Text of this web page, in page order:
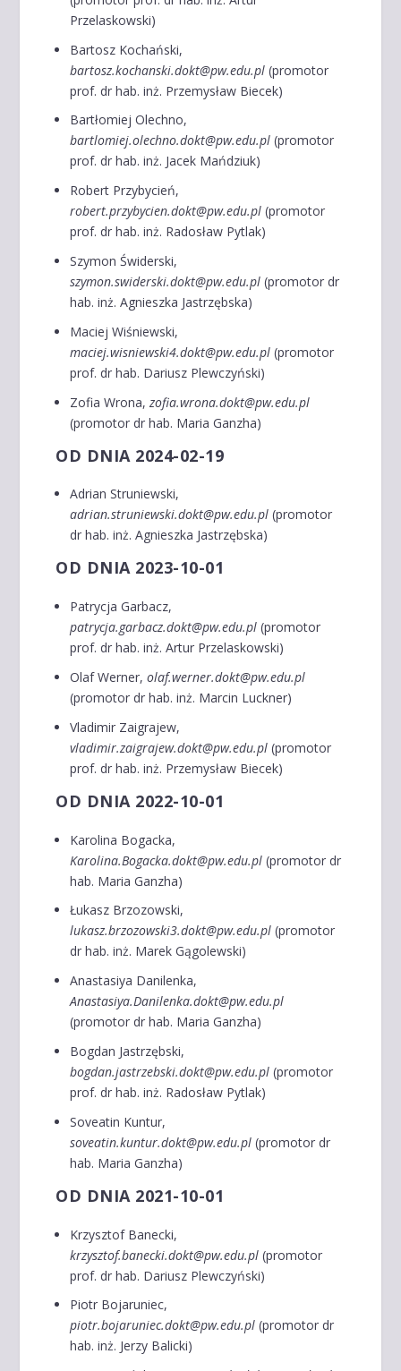
Przelaskowski)
Bartosz Kochański,
bartosz.kochanski.dokt@pw.edu.pl (promotor
prof. dr hab. inż. Przemysław Biecek)
Bartłomiej Olechno,
bartlomiej.olechno.dokt@pw.edu.pl (promotor
prof. dr hab. inż. Jacek Mańdziuk)
Robert Przybycień,
robert.przybycien.dokt@pw.edu.pl (promotor
prof. dr hab. inż. Radosław Pytlak)
Szymon Świderski,
szymon.swiderski.dokt@pw.edu.pl (promotor dr
hab. inż. Agnieszka Jastrzębska)
Maciej Wiśniewski,
maciej.wisniewski4.dokt@pw.edu.pl (promotor
prof. dr hab. Dariusz Plewczyński)
Zofia Wrona,zofia.wrona.dokt@pw.edu.pl
(promotor dr hab. Maria Ganzha)
OD DNIA 2024-02-19
Adrian Struniewski,
adrian.struniewski.dokt@pw.edu.pl (promotor
dr hab. inż. Agnieszka Jastrzębska)
OD DNIA 2023-10-01
Patrycja Garbacz,
patrycja.garbacz.dokt@pw.edu.pl (promotor
prof. dr hab. inż. Artur Przelaskowski)
Olaf Werner,olaf.werner.dokt@pw.edu.pl
(promotor dr hab. inż. Marcin Luckner)
Vladimir Zaigrajew,
vladimir.zaigrajew.dokt@pw.edu.pl (promotor
prof. dr hab. inż. Przemysław Biecek)
OD DNIA 2022-10-01
Karolina Bogacka,
Karolina.Bogacka.dokt@pw.edu.pl (promotor dr
hab. Maria Ganzha)
Łukasz Brzozowski,
lukasz.brzozowski3.dokt@pw.edu.pl (promotor
dr hab. inż. Marek Gągolewski)
Anastasiya Danilenka,
Anastasiya.Danilenka.dokt@pw.edu.pl
(promotor dr hab. Maria Ganzha)
Bogdan Jastrzębski,
bogdan.jastrzebski.dokt@pw.edu.pl (promotor
prof. dr hab. inż. Radosław Pytlak)
Soveatin Kuntur,
soveatin.kuntur.dokt@pw.edu.pl (promotor dr
hab. Maria Ganzha)
OD DNIA 2021-10-01
Krzysztof Banecki,
krzysztof.banecki.dokt@pw.edu.pl (promotor
prof. dr hab. Dariusz Plewczyński)
Piotr Bojaruniec,
piotr.bojaruniec.dokt@pw.edu.pl (promotor dr
hab. inż. Jerzy Balicki)